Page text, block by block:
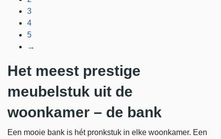
3
4
5
→
Het meest prestige
meubelstuk uit de
woonkamer – de bank
Een mooie bank is hét pronkstuk in elke woonkamer. Een